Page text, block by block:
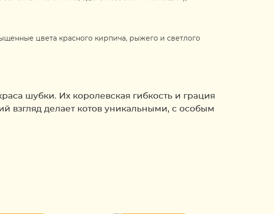
цвета красного кирпича, рыжего и светлого
шубки. Их королевская гибкость и грация
делает котов уникальными, с особым